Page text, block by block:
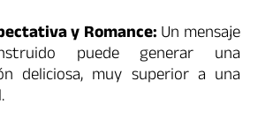
y Romance:Un mensaje
puede generar una
deliciosa, muy superior a una